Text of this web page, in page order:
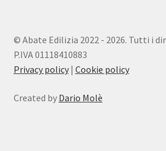
© Abate Edilizia 2022 - 2026. Tutti i
P.IVA 01118410883
Privacy policy| Cookie policy
Created by Dario Molè